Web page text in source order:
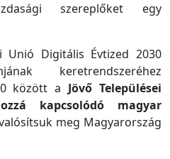
szereplőket egy
Unió Digitális Évtized 2030
keretrendszeréhez
között a Jövő Települései
kapcsolódó magyar
meg Magyarország